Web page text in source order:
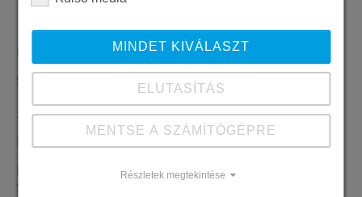
Megrendelések, ajánlatok és termékinformációk
SW Umwelttechnik Magyarország Kft.
+36 24 620401
Hé-Csü: 7:30-16:00 óráig Pé: 7:30-13:30 óráig
Majosháza Központ
SW Umwelttechnik Magyarország Kft.
MINDET KIVÁLASZT
ELUTASÍTÁS
MENTSE A SZÁMÍTÓGÉPRE
Részletek megtekintése